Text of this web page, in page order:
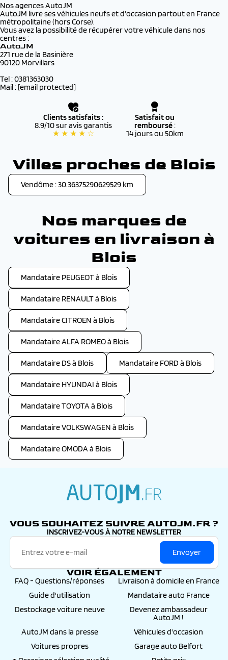
Nos agences AutoJM
AutoJM livre ses véhicules neufs et d'occasion partout en France
métropolitaine (hors Corse).
Vous avez la possibilité de récupérer votre véhicule dans nos
centres :
AutoJM
271 rue de la Basinière
90120 Morvillars
Tel : 0381363030
Mail : [email protected]
Clients satisfaits :
8.9/10 sur avis garantis
★ ★ ★ ★ ☆
Satisfait ou
remboursé:
14 jours ou 50km
Villes proches de Blois
Vendôme : 30.36375290629529 km
Nos marques de
voitures en livraison à
Blois
Mandataire PEUGEOT à Blois
Mandataire RENAULT à Blois
Mandataire CITROEN à Blois
Mandataire ALFA ROMEO à Blois
Mandataire DS à Blois Mandataire FORD à Blois
Mandataire HYUNDAI à Blois
Mandataire TOYOTA à Blois
Mandataire VOLKSWAGEN à Blois
Mandataire OMODA à Blois
VOUS SOUHAITEZ SUIVRE AUTOJM.FR ?
INSCRIVEZ-VOUS À NOTRE NEWSLETTER
Envoyer
VOIR ÉGALEMENT
FAQ - Questions/réponses
Livraison à domicile en France
Guide d'utilisation
Mandataire auto France
Destockage voiture neuve
Devenez ambassadeur
AutoJM !
AutoJM dans la presse
Véhicules d'occasion
Voitures propres
Garage auto Belfort